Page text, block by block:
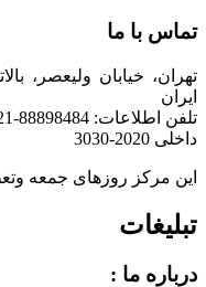
تماس با ما
تهران، خیابان ولیعصر،
ایران
تلفن اطلاعات: 88898484-888065521
داخلی 2020-3030
این مرکز روزهای جمعه
تبلیغات
درباره ما :